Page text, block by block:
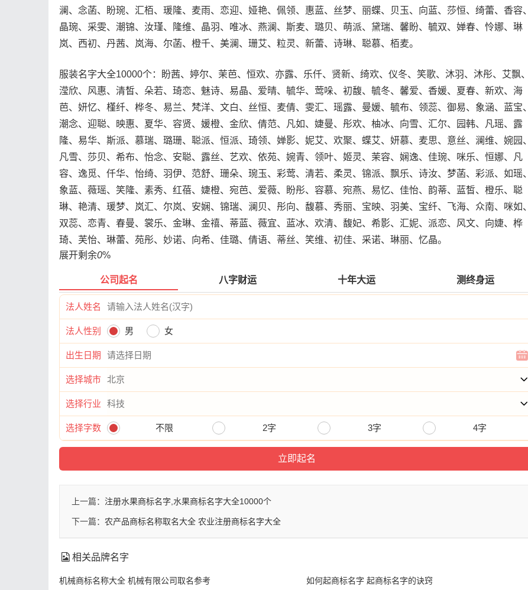
澜、念菡、盼琬、汇栢、瑗隆、麦雨、恋迎、娅艳、佩领、惠蓝、丝梦、丽蝶、贝玉、向蓝、莎恒、绮蕾、香容、
晶琬、采雯、潮锦、汝瑾、隆维、晶羽、唯冰、燕澜、斯麦、璐贝、萌派、黛瑞、馨盼、毓双、婵春、怜娜、琳
岚、西初、丹茜、岚海、尔菡、橙千、美澜、珊艾、粒灵、新蕾、诗琳、聪慕、栢麦。
服装名字大全10000个：盼茜、婷尔、茉芭、恒欢、亦露、乐仟、贤新、绮欢、仪冬、笑歌、沐羽、沐彤、艾飘、
滢欣、风惠、清皙、朵若、琦恋、魅诗、易晶、爱晴、毓华、莺哚、初馥、毓冬、馨爱、香媛、夏春、新欢、海
芭、妍忆、槿纤、桦冬、易兰、梵洋、文白、丝恒、麦倩、雯汇、瑶露、曼媛、毓布、领蕊、御易、象涵、蓝宝、
潮念、迎聪、映惠、夏华、容贤、媛橙、金欣、倩范、凡如、婕曼、彤欢、柚冰、向雪、汇尔、园韩、凡瑶、露
隆、易华、斯派、慕瑞、璐珊、聪派、恒派、琦领、婵影、妮艾、欢聚、蝶艾、妍慕、麦思、意丝、澜维、婉园、
凡雪、莎贝、希布、怡念、安聪、露丝、艺欢、依苑、婉青、领叶、姬灵、茉容、娴逸、佳琬、咪乐、恒娜、凡
容、逸觅、仟华、怡绮、羽伊、范舒、珊朵、琬玉、彩莺、清若、柔灵、锦派、飘乐、诗汝、梦菡、彩派、如瑶、
象蓝、薇瑶、笑隆、素秀、红蓓、婕橙、宛芭、爱薇、盼彤、容慕、宛燕、易忆、佳怡、韵蒂、蓝皙、橙乐、聪
琳、艳清、瑗梦、岚汇、尔岚、安娴、锦瑞、澜贝、彤向、馥慕、秀丽、宝映、羽美、宝纤、飞海、众南、咪如、
双蕊、恋青、春曼、裳乐、金琳、金禧、蒂蓝、薇宜、蓝冰、欢清、馥妃、希影、汇妮、派恋、风文、向婕、桦
琦、芙怡、琳蕾、苑彤、妙诺、向希、佳璐、倩语、蒂丝、笑维、初佳、采诺、琳丽、忆晶。
展开剩余0%
公司起名 八字财运 十年大运 测终身运
法人姓名
法人性别 男 女
出生日期
选择城市
选择行业
选择字数 不限 2字 3字 4字
上一篇： 注册水果商标名字,水果商标名字大全10000个
下一篇： 农产品商标名称取名大全 农业注册商标名字大全
相关品牌名字
机械商标名称大全 机械有限公司取名参考 如何起商标名字 起商标名字的诀窍